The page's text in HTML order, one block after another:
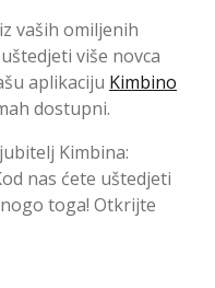
vaših omiljenih
više novca
aplikaciju Kimbino
dostupni.
Kimbina:
nas ćete uštedjeti
toga! Otkrijte